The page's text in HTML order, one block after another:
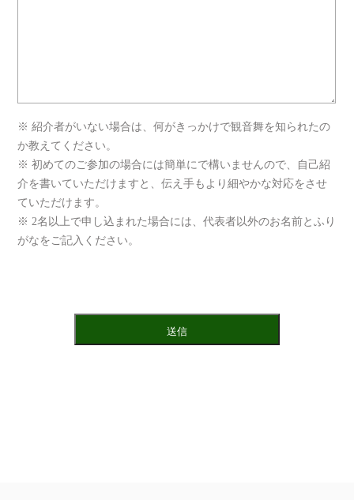
※ 紹介者がいない場合は、何がきっかけで観音舞を知られたの
か教えてください。
※ 初めてのご参加の場合には簡単にで構いませんので、自己紹
介を書いていただけますと、伝え手もより細やかな対応をさせ
ていただけます。
※ 2名以上で申し込まれた場合には、代表者以外のお名前とふり
がなをご記入ください。